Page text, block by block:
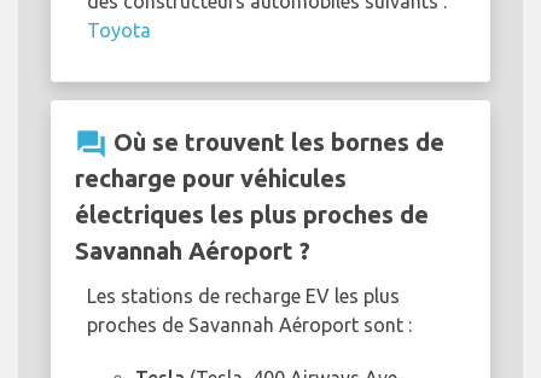
Toyota
question_answer Où se trouvent les bornes de
recharge pour véhicules
électriques les plus proches de
Savannah Aéroport ?
Les stations de recharge EV les plus
proches de Savannah Aéroport sont :